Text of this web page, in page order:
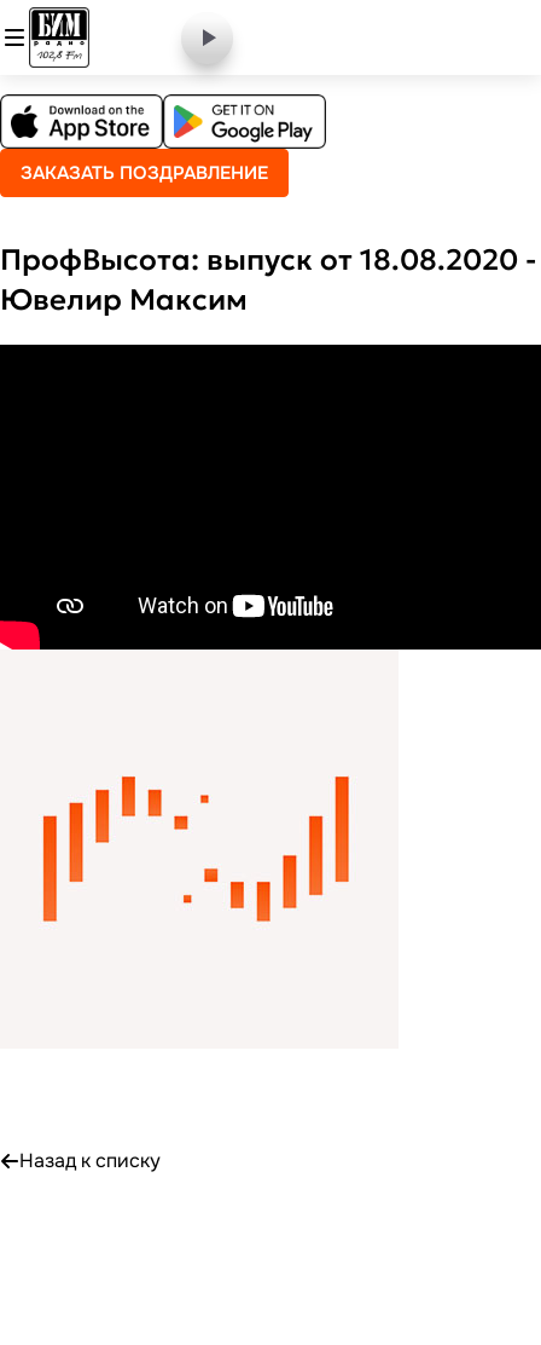
ЗАКАЗАТЬ ПОЗДРАВЛЕНИЕ
ПрофВысота: выпуск от 18.08.2020 -
Ювелир Максим
Назад к списку